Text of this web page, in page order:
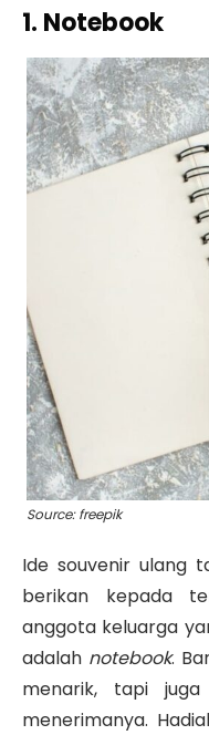
1. Notebook
Source: freepik
Ide souvenir ulang
berikan kepada
anggota keluarga
adalah notebook.
menarik, tapi
menerimanya.